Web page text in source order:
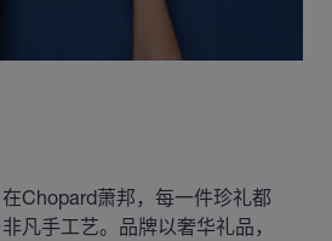
Chopard萧邦，每一件珍礼都
凡手工艺。品牌以奢华礼品，